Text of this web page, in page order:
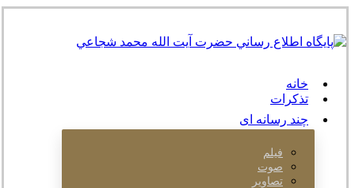
خانه
تذکرات
چند رسانه ای
فیلم
صوت
تصاویر